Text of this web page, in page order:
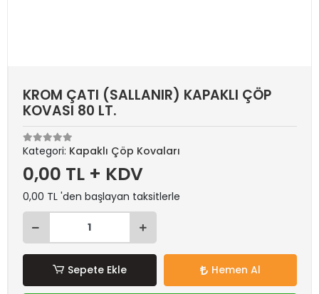
KROM ÇATI (SALLANIR) KAPAKLI ÇÖP
KOVASI 80 LT.
Kategori: Kapaklı Çöp Kovaları
0,00 TL + KDV
0,00 TL 'den başlayan taksitlerle
Sepete Ekle Hemen Al